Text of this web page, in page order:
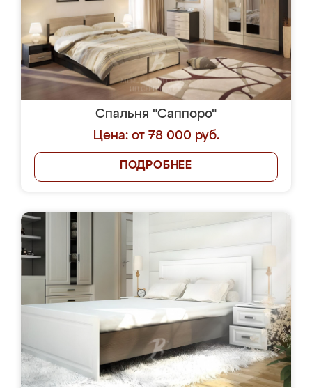
Спальня "Саппоро"
Цена: от 78 000 руб.
ПОДРОБНЕЕ